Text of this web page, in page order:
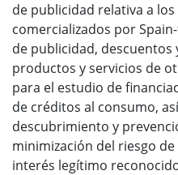
de publicidad relativa a
comercializados por
de publicidad,
productos y servicios de
para el estudio de
de créditos al consumo,
descubrimiento y
minimización del riesgo
interés legítimo